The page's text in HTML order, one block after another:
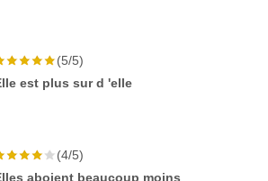
(5/5)
est plus sur d 'elle
(4/5)
aboient beaucoup moins